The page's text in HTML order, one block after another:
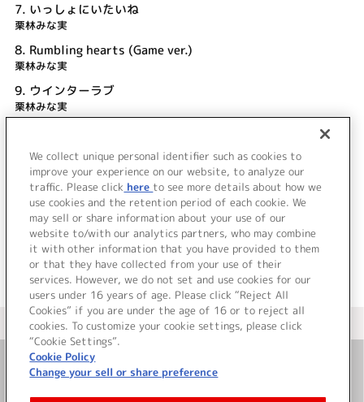
7. いっしょにいたいね
栗林みな実
8. Rumbling hearts (Game ver.)
栗林みな実
9. ウインターラブ
栗林みな実
11.Rumbling hearts (Acoustic ver.)
涼宮 遙 (CV.栗林みな実)
＜ BACK
＜ カタログサイト トップページへ
お問い合わせ
We collect unique personal identifier such as cookies to
improve your experience on our website, to analyze our
traffic. Please click here to see more details about how we
use cookies and the retention period of each cookie. We
may sell or share information about your use of our
website to/with our analytics partners, who may combine
it with other information that you have provided to them
or that they have collected from your use of their
services. However, we do not set and use cookies for our
users under 16 years of age. Please click “Reject All
Cookies” if you are under the age of 16 or to reject all
cookies. To customize your cookie settings, please click
“Cookie Settings”.
Cookie Policy
Change your sell or share preference